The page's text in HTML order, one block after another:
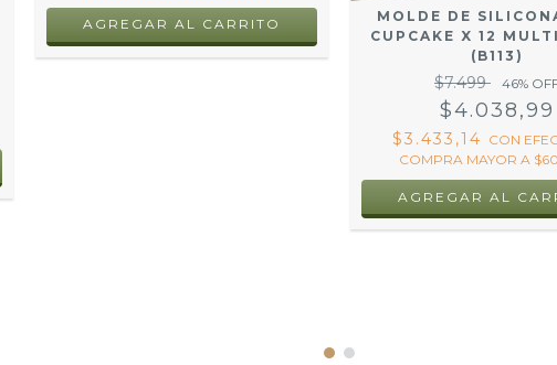
AGREGAR AL CARRITO
MOLDE DE
CUPCAKE X 12
(B113)
$7.499 46%
$4.038,99
$3.433,14 CON
COMPRA MAYOR A